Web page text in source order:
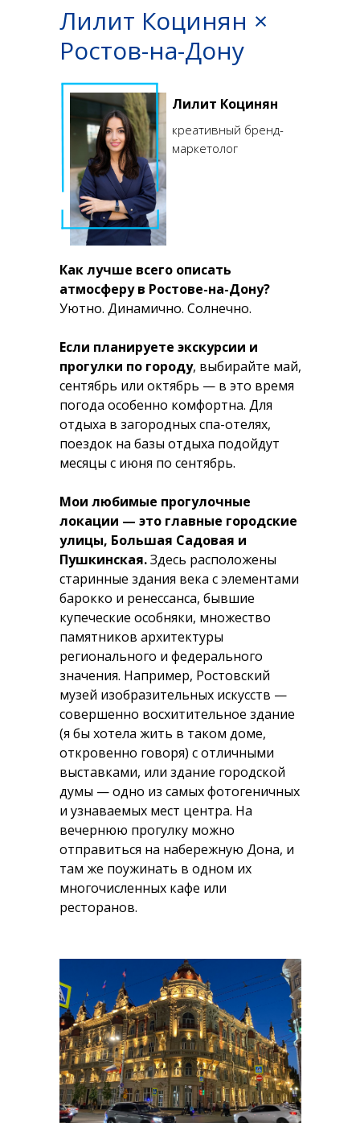
Лилит Коцинян ×
Ростов-на-Дону
Как лучше всего описать
атмосферу в Ростове-на-Дону?
Уютно. Динамично. Солнечно.
Если планируете экскурсии и
прогулки по городу, выбирайте май,
сентябрь или октябрь — в это время
погода особенно комфортна. Для
отдыха в загородных спа-отелях,
поездок на базы отдыха подойдут
месяцы с июня по сентябрь.
Мои любимые прогулочные
локации — это главные городские
улицы, Большая Садовая и
Пушкинская.Здесь расположены
старинные здания века с элементами
барокко и ренессанса, бывшие
купеческие особняки, множество
памятников архитектуры
регионального и федерального
значения. Например, Ростовский
музей изобразительных искусств —
совершенно восхитительное здание
(я бы хотела жить в таком доме,
откровенно говоря) с отличными
выставками, или здание городской
думы — одно из самых фотогеничных
и узнаваемых мест центра. На
вечернюю прогулку можно
отправиться на набережную Дона, и
там же поужинать в одном их
многочисленных кафе или
ресторанов.
Лилит Коцинян
креативный бренд-
маркетолог